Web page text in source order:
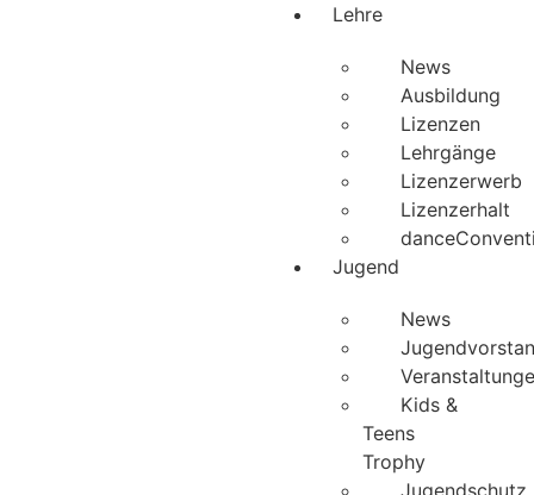
Lehre
News
Ausbildung
Lizenzen
Lehrgänge
Lizenzerwerb
Lizenzerhalt
Jugend
News
Kids &
Teens
Trophy
Jugendschutz